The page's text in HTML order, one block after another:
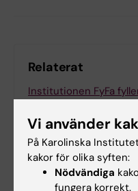
Relaterat
Institutionen FyFa
Nobelpristagare i
Karolinska Institutet
Vi använder
På Karolinska
kakor för olika syften:
Nödvändiga
fungera korrekt.